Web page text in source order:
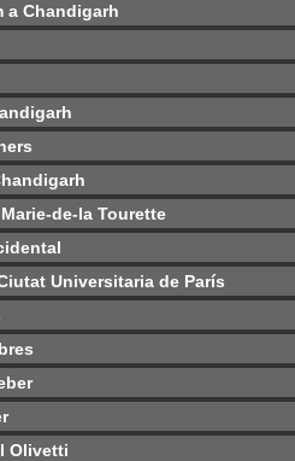
a Chandigarh
de-la Tourette
Universitaria de París
Olivetti